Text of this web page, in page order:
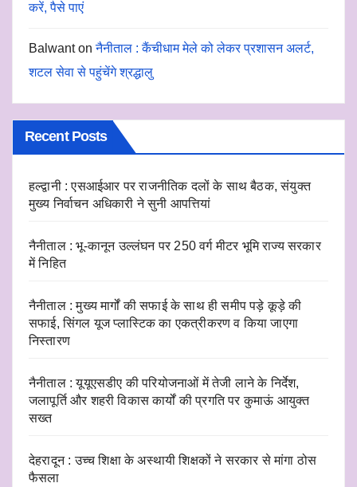
करें, पैसे पाएं
Balwantonनैनीताल : कैंचीधाम मेले को लेकर प्रशासन अलर्ट,
शटल सेवा से पहुंचेंगे श्रद्धालु
Recent Posts
हल्द्वानी : एसआईआर पर राजनीतिक दलों के साथ बैठक, संयुक्त
मुख्य निर्वाचन अधिकारी ने सुनी आपत्तियां
नैनीताल : भू-कानून उल्लंघन पर 250 वर्ग मीटर भूमि राज्य सरकार
में निहित
नैनीताल : मुख्य मार्गों की सफाई के साथ ही समीप पड़े कूड़े की
सफाई, सिंगल यूज प्लास्टिक का एकत्रीकरण व किया जाएगा
निस्तारण
नैनीताल : यूयूएसडीए की परियोजनाओं में तेजी लाने के निर्देश,
जलापूर्ति और शहरी विकास कार्यों की प्रगति पर कुमाऊं आयुक्त
सख्त
देहरादून : उच्च शिक्षा के अस्थायी शिक्षकों ने सरकार से मांगा ठोस
फैसला